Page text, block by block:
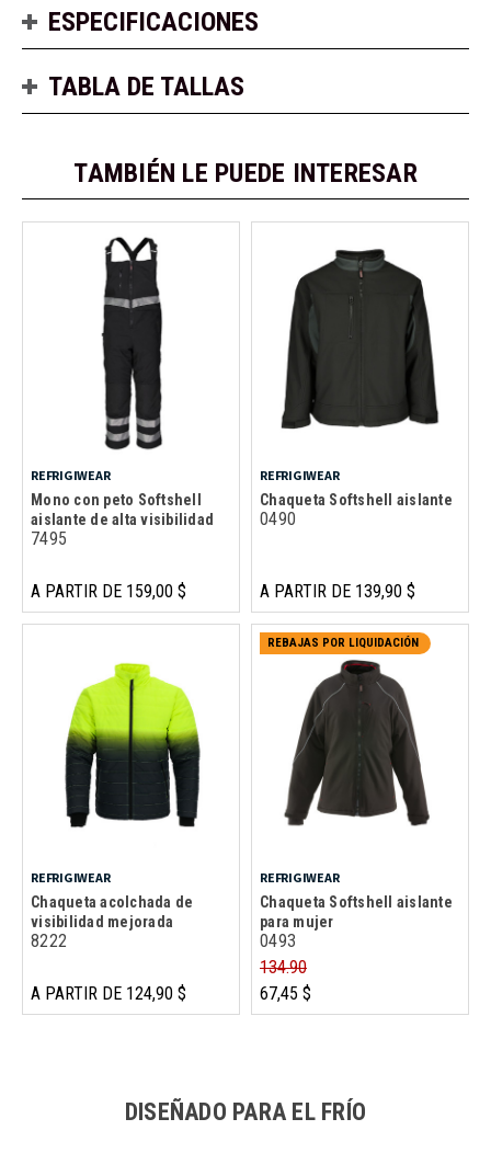
ESPECIFICACIONES
TABLA DE TALLAS
TAMBIÉN LE PUEDE INTERESAR
REFRIGIWEAR
Mono con peto Softshell
aislante de alta visibilidad
7495
A PARTIR DE 159,00 $
REFRIGIWEAR
Chaqueta Softshell aislante
0490
A PARTIR DE 139,90 $
REFRIGIWEAR
Chaqueta acolchada de
visibilidad mejorada
8222
A PARTIR DE 124,90 $
REBAJAS POR LIQUIDACIÓN
REFRIGIWEAR
Chaqueta Softshell aislante
para mujer
0493
134.90
67,45 $
DISEÑADO PARA EL FRÍO